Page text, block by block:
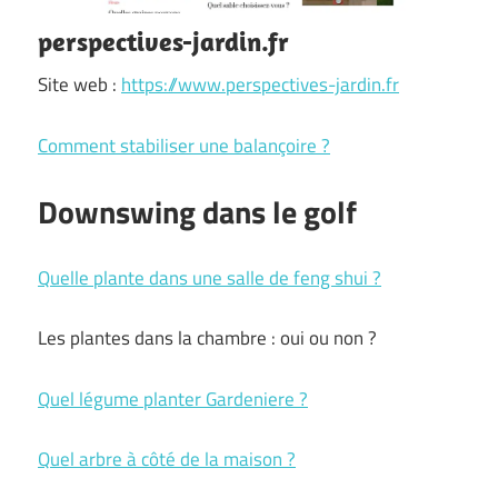
perspectives-jardin.fr
Site web :https://www.perspectives-jardin.fr
Comment stabiliser une balançoire ?
Downswing dans le golf
Quelle plante dans une salle de feng shui ?
Les plantes dans la chambre : oui ou non ?
Quel légume planter Gardeniere ?
Quel arbre à côté de la maison ?